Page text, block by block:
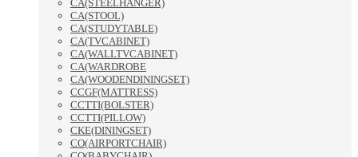
CA(STEELHANGER)
CA(STOOL)
CA(STUDYTABLE)
CA(TVCABINET)
CA(WALLTVCABINET)
CA(WARDROBE
CA(WOODENDININGSET)
CCGF(MATTRESS)
CCTTI(BOLSTER)
CCTTI(PILLOW)
CKE(DININGSET)
CO(AIRPORTCHAIR)